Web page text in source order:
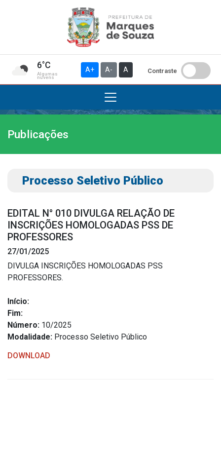
6°C
Algumas
nuvens
A+ A- A Contraste
Institucional
A Prefeitura
Gabinete do Vice-prefeito
Símbolos Oficiais
Estrutura Organizacional
Administração
Agricultura e Meio Ambiente
Assistência Social
Educação, Cultura, Desporto e Turismo
Publicações
Processo Seletivo Público
EDITAL N° 010 DIVULGA RELAÇÃO DE
INSCRIÇÕES HOMOLOGADAS PSS DE
PROFESSORES
27/01/2025
DIVULGA INSCRIÇÕES HOMOLOGADAS PSS
PROFESSORES.
Início:
Fim:
Número: 10/2025
Modalidade: Processo Seletivo Público
DOWNLOAD